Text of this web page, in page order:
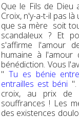
Que le Fils de Dieu
Croix, n'y-a-t-il pas
que sa mère soit
scandaleux ? Et
s'affirme l'amour
humaine à
bénédiction. Vous
" Tu es bénie
entrailles est béni
croix, au prix de
souffrances ! Les
des existences